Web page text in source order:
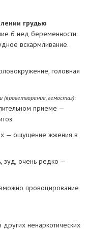
грудью
6 нед беременности.
вскармливание.
головная
гемостаз):
приеме —
— ощущение жжения в
зуд, очень редко —
провоцирование
ненаркотических